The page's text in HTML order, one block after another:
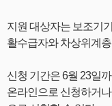
지원 대상자는 보조기
활수급자와 차상위계
신청 기간은 6월 23일
온라인으로 신청하거